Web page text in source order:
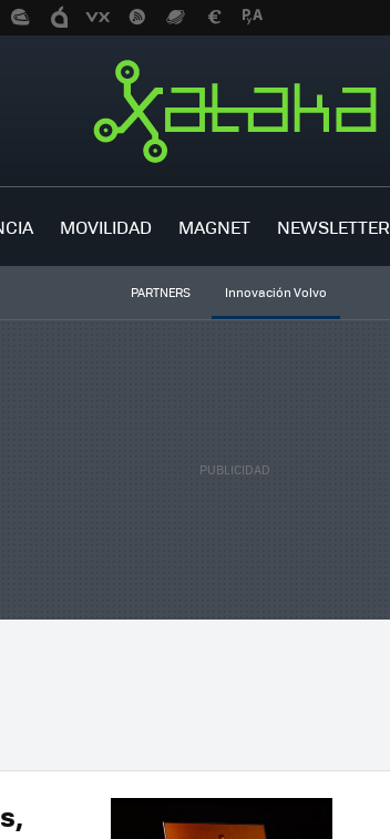
MOVILIDAD MAGNET NEWSLETTER
PARTNERS Innovación Volvo